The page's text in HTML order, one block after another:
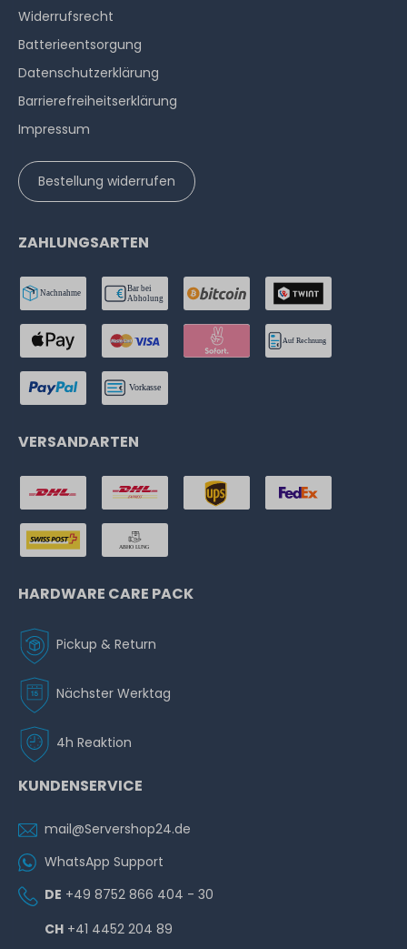
Widerrufs­recht
Batterieentsorgung
Datenschutzerklärung
Barrierefreiheitserklärung
Impressum
Bestellung widerrufen
ZAHLUNGSARTEN
VERSANDARTEN
HARDWARE CARE PACK
Pickup & Return
Nächster Werktag
4h Reaktion
KUNDENSERVICE
mail@Servershop24.de
WhatsApp Support
DE +49 8752 866 404 - 30
CH +41 4452 204 89